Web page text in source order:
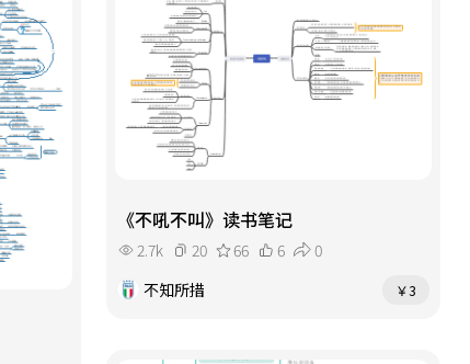
《不吼不叫》读书笔记
2.7k 20 66 6
0
不知所措
￥3